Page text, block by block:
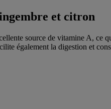
et citron
source de vitamine A,
également la digestion et